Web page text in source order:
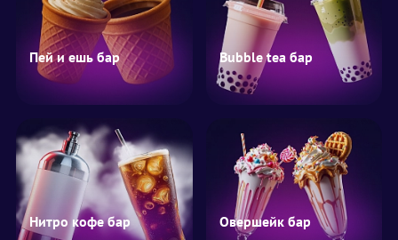
Пей и ешь бар Bubble tea бар
Нитро кофе бар Овершейк бар